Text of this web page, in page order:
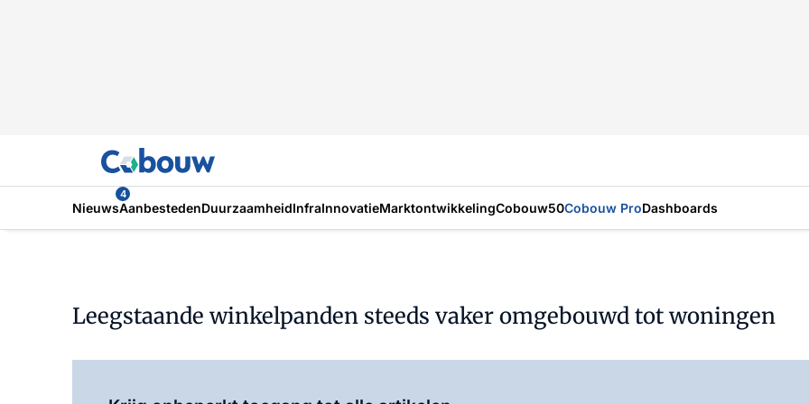
Nieuws
4
AanbestedenDuurzaamheidInfraInnovatieMarktontwikkelingCobouw50Cobouw ProDashboards
Leegstaande winkelpanden steeds vaker omgebouwd tot woningen